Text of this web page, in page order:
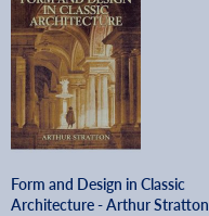
Form and Design in Classic
Architecture - Arthur Stratton